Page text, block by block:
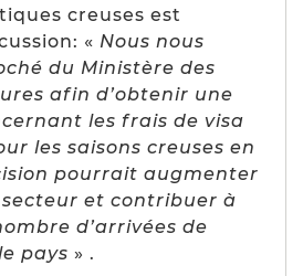
creuses est
« Nous nous
du Ministère des
afin d’obtenir une
les frais de visa
les saisons creuses en
pourrait augmenter
et contribuer à
d’arrivées de
pays » .